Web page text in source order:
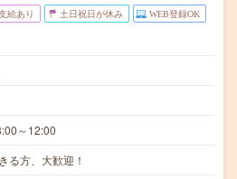
給あり 土日祝日が休み WEB登録OK
～12:00
る方、大歓迎！